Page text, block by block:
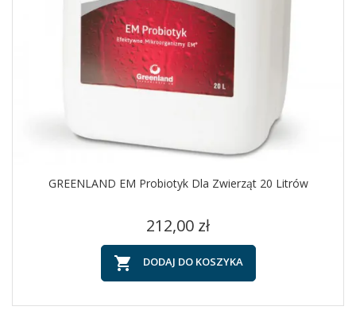
GREENLAND EM Probiotyk Dla Zwierząt 20 Litrów
Cena
212,00 zł
 DODAJ DO KOSZYKA